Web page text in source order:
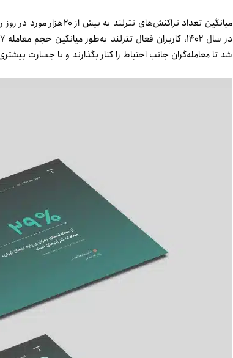
شد تا معامله‌گران جانب احتیاط را کنار بگذارند و با جسارت